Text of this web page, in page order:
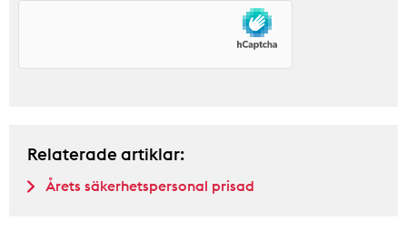
Relaterade artiklar:
Årets säkerhetspersonal prisad